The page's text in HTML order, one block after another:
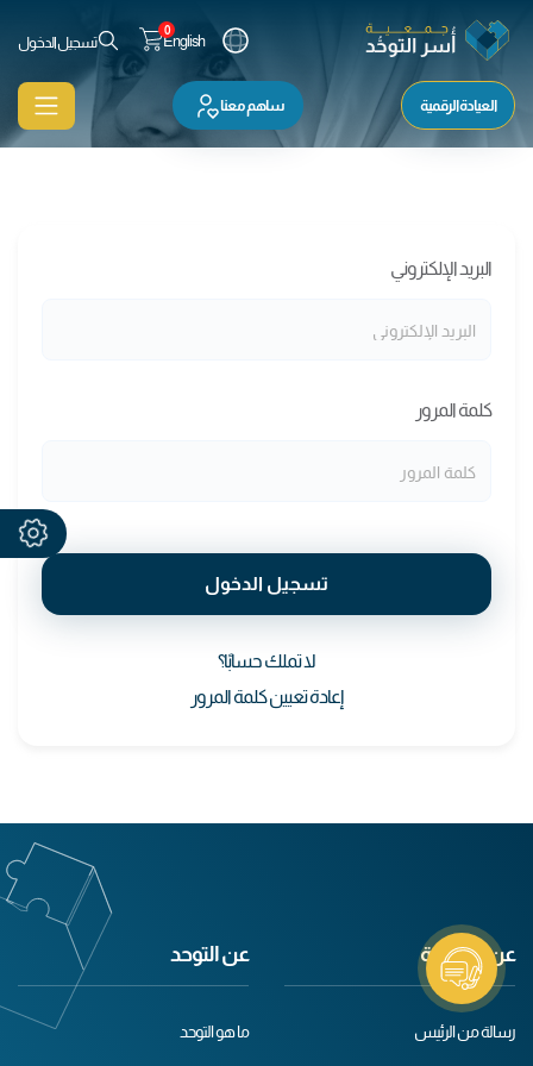
English
0
تسجيل الدخول
العيادة الرقمية ساهم معنا
البريد الإلكتروني
كلمة المرور
تسجيل الدخول
لا تملك حسابًا؟
إعادة تعيين كلمة المرور
عن الجمعية
رسالة من الرئيس
عن التوحد
ما هو التوحد